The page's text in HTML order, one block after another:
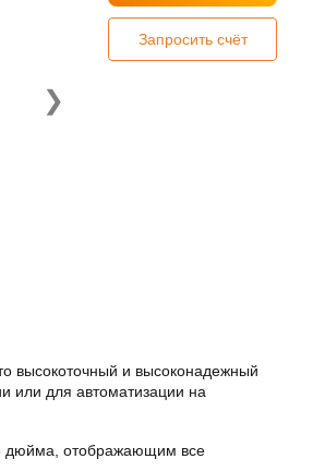
❯
Запросить счёт
высокоточный и высоконадежный
или для автоматизации на
дюйма, отображающим все